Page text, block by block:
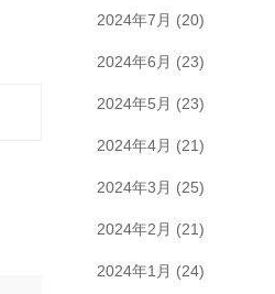
2024年7月 (20)
2024年6月 (23)
2024年5月 (23)
2024年4月 (21)
2024年3月 (25)
2024年2月 (21)
2024年1月 (24)